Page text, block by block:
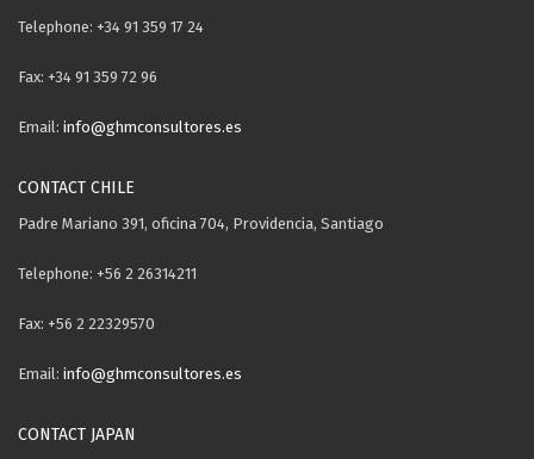
Telephone: +34 91 359 17 24
Fax: +34 91 359 72 96
Email: info@ghmconsultores.es
CONTACT CHILE
Padre Mariano 391, oficina 704, Providencia, Santiago
Telephone: +56 2 26314211
Fax: +56 2 22329570
Email: info@ghmconsultores.es
CONTACT JAPAN